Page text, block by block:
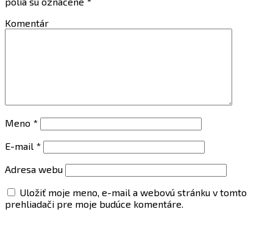
Komentár
Meno *
E-mail *
Adresa webu
Uložiť moje meno, e-mail a webovú stránku v tomto
prehliadači pre moje budúce komentáre.